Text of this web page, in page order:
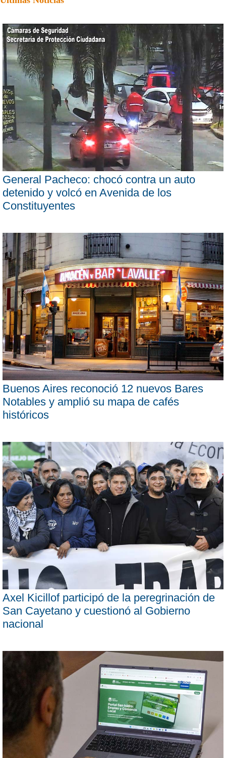
General Pacheco: chocó contra un auto
detenido y volcó en Avenida de los
Constituyentes
Buenos Aires reconoció 12 nuevos Bares
Notables y amplió su mapa de cafés
históricos
Axel Kicillof participó de la peregrinación de
San Cayetano y cuestionó al Gobierno
nacional